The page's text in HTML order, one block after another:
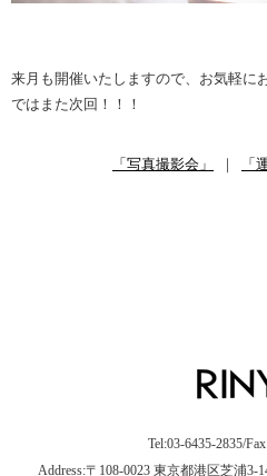
来月も開催いたしますので、お気軽に
ではまた次回！！！
「写真撮影会」 ｜ 「
Tel:03-6435-2835/
Address:〒108-0023 東京都港区芝浦